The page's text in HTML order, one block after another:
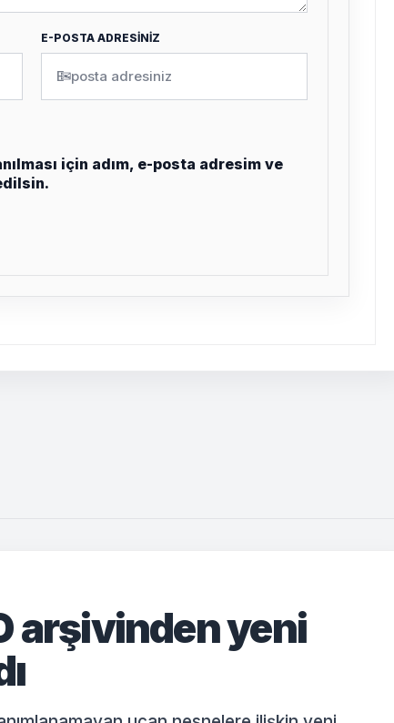
E-POSTA ADRESİNİZ
✉
için adım, e-posta adresim ve
arşivinden yeni